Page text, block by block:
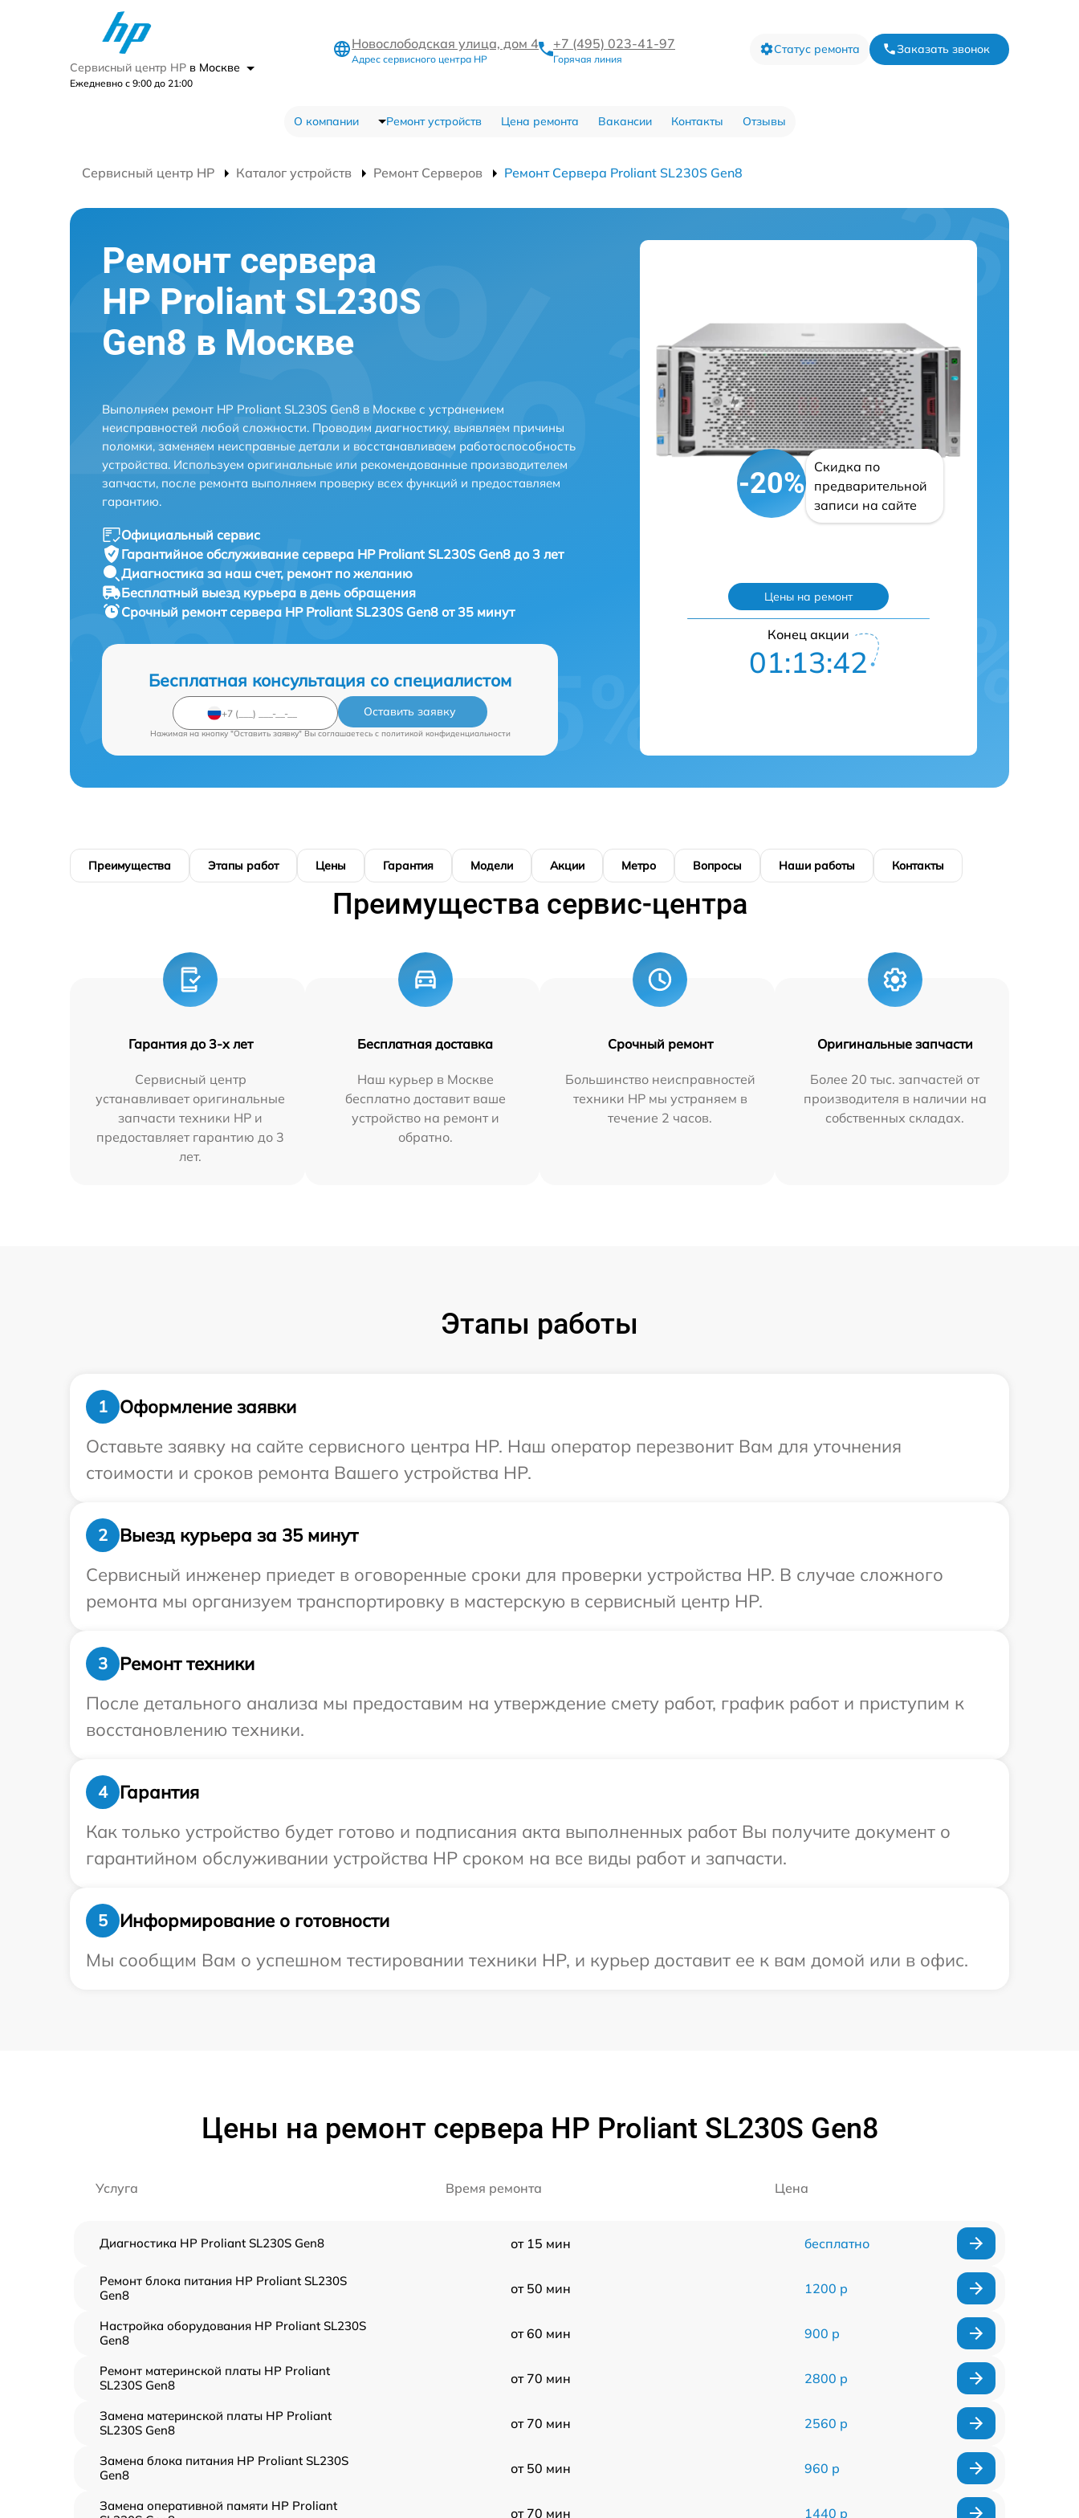
Сервисный центр HP в Москве
Ежедневно с 9:00 до 21:00
Новослободская улица, дом 4
Адрес сервисного центра HP
+7 (495) 023-41-97
Горячая линия
Статус ремонта Заказать звонок
О компании Ремонт устройств Цена ремонта Вакансии Контакты Отзывы
Сервисный центр HP Каталог устройств Ремонт Серверов Ремонт Сервера Proliant SL230S Gen8
Ремонт сервера
HP Proliant SL230S
Gen8 в Москве
Выполняем ремонт HP Proliant SL230S Gen8 в Москве с устранением
неисправностей любой сложности. Проводим диагностику, выявляем причины
поломки, заменяем неисправные детали и восстанавливаем работоспособность
устройства. Используем оригинальные или рекомендованные производителем
запчасти, после ремонта выполняем проверку всех функций и предоставляем
гарантию.
Официальный сервис
Гарантийное обслуживание сервера HP Proliant SL230S Gen8 до 3 лет
Диагностика за наш счет, ремонт по желанию
Бесплатный выезд курьера в день обращения
Срочный ремонтсервера HP Proliant SL230S Gen8 от 35 минут
Бесплатная консультация со специалистом
Оставить заявку
Нажимая на кнопку "Оставить заявку" Вы соглашаетесь c политикой конфиденциальности
-20%
Скидка по
предварительной
записи на сайте
Цены на ремонт
Конец акции
01:13:41
Преимущества Этапы работ Цены Гарантия Модели Акции Метро Вопросы Наши работы Контакты
Преимущества сервис-центра
Гарантия до 3-х лет
Сервисный центр
устанавливает оригинальные
запчасти техники HP и
предоставляет гарантию до 3
лет.
Бесплатная доставка
Наш курьер в Москве
бесплатно доставит ваше
устройство на ремонт и
обратно.
Срочный ремонт
Большинство неисправностей
техники HP мы устраняем в
течение 2 часов.
Оригинальные запчасти
Более 20 тыс. запчастей от
производителя в наличии на
собственных складах.
Этапы работы
1
Оформление заявки
Оставьте заявку на сайте сервисного центра HP. Наш оператор перезвонит Вам для уточнения
стоимости и сроков ремонта Вашего устройства HP.
2
Выезд курьера за 35 минут
Сервисный инженер приедет в оговоренные сроки для проверки устройства HP. В случае сложного
ремонта мы организуем транспортировку в мастерскую в сервисный центр HP.
3
Ремонт техники
После детального анализа мы предоставим на утверждение смету работ, график работ и приступим к
восстановлению техники.
4
Гарантия
Как только устройство будет готово и подписания акта выполненных работ Вы получите документ о
гарантийном обслуживании устройства HP сроком на все виды работ и запчасти.
5
Информирование о готовности
Мы сообщим Вам о успешном тестировании техники HP, и курьер доставит ее к вам домой или в офис.
Цены на ремонт сервера HP Proliant SL230S Gen8
Услуга Время ремонта Цена
Диагностика HP Proliant SL230S Gen8 от 15 мин бесплатно
Ремонт блока питания HP Proliant SL230S
Gen8
от 50 мин 1200 р
Настройка оборудования HP Proliant SL230S
Gen8
от 60 мин 900 р
Ремонт материнской платы HP Proliant
SL230S Gen8
от 70 мин 2800 р
Замена материнской платы HP Proliant
SL230S Gen8
от 70 мин 2560 р
Замена блока питания HP Proliant SL230S
Gen8
от 50 мин 960 р
Замена оперативной памяти HP Proliant
от 70 мин 1440 р